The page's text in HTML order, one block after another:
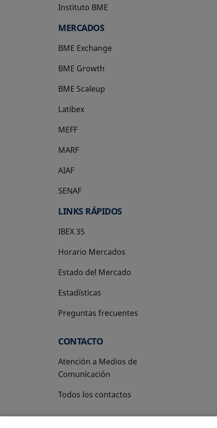
Instituto BME
se abre en una pestaña nueva
MERCADOS
BME Exchange
BME Growth
se abre en una pestaña nueva
BME Scaleup
se abre en una pestaña nueva
Latibex
se abre en una pestaña nueva
MEFF
se abre en una pestaña nueva
MARF
AIAF
SENAF
LINKS RÁPIDOS
IBEX 35
Horario Mercados
Estado del Mercado
Estadísticas
Preguntas frecuentes
CONTACTO
Atención a Medios de
Comunicación
Todos los contactos